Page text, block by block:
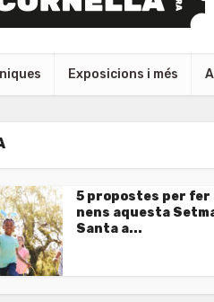
Exposicions i més
5 propostes per fer
nens aquesta
Santa a...